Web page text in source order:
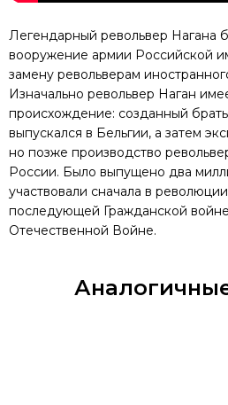
Легендарный револьвер Нагана
вооружение армии Российской
замену револьверам
Изначально револьвер Наган
происхождение: созданный
выпускался в Бельгии, а затем
но позже производство
России. Было выпущено два
участвовали сначала в
последующей Гражданской
Отечественной Войне.